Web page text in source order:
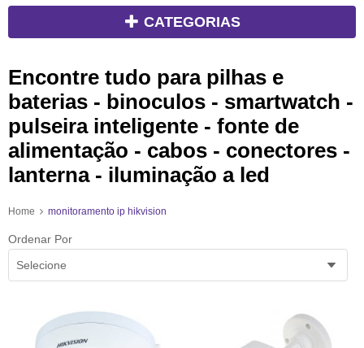
CATEGORIAS
Encontre tudo para pilhas e
baterias - binoculos - smartwatch -
pulseira inteligente - fonte de
alimentação - cabos - conectores -
lanterna - iluminação a led
Home monitoramento ip hikvision
Ordenar Por
Selecione